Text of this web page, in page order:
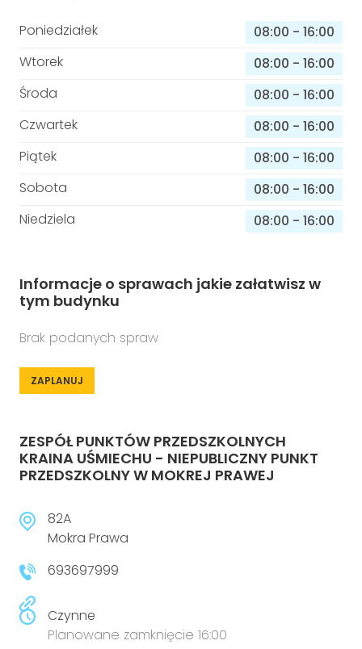
Poniedziałek 08:00 - 16:00
Wtorek
08:00 - 16:00
Środa
08:00 - 16:00
Czwartek
08:00 - 16:00
Piątek
08:00 - 16:00
Sobota
08:00 - 16:00
Niedziela
08:00 - 16:00
Informacje o sprawach jakie załatwisz w
tym budynku
Brak podanych spraw
ZAPLANUJ
ZESPÓŁ PUNKTÓW PRZEDSZKOLNYCH
KRAINA UŚMIECHU - NIEPUBLICZNY PUNKT
PRZEDSZKOLNY W MOKREJ PRAWEJ
82A
Mokra Prawa
693697999
Czynne
Planowane zamknięcie 16:00